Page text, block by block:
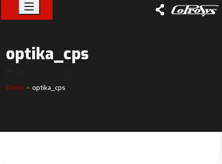
optika_cps
Domů optika_cps